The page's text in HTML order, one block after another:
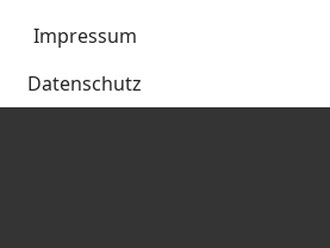
Impressum
Datenschutz